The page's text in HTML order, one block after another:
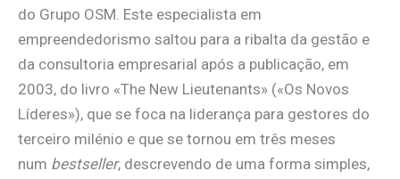
do Grupo OSM. Este especialista em
empreendedorismo saltou para a ribalta da gestão e
da consultoria empresarial após a publicação, em
2003, do livro «The New Lieutenants» («Os Novos
Líderes»), que se foca na liderança para gestores do
terceiro milénio e que se tornou em três meses
num bestseller, descrevendo de uma forma simples,